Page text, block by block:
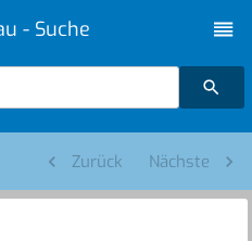
- Suche
Zurück Nächste